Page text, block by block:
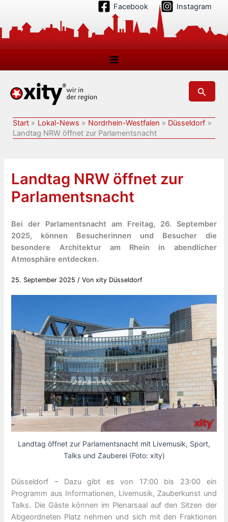
springen
Facebook Instagram
Suchen
Start Lokal-News Nordrhein-Westfalen
Düsseldorf
Landtag NRW öffnet zur Parlamentsnacht
Landtag NRW öffnet zur
Parlamentsnacht
Bei der Parlamentsnacht am Freitag, 26. September
2025, können Besucherinnen und Besucher die
besondere Architektur am Rhein in abendlicher
Atmosphäre entdecken.
25. September 2025 / Vonxity Düsseldorf
Landtag öffnet zur Parlamentsnacht mit Livemusik, Sport,
Talks und Zauberei (Foto: xity)
Düsseldorf – Dazu gibt es von 17:00 bis 23:00 ein
Programm aus Informationen, Livemusik, Zauberkunst und
Talks. Die Gäste können im Plenarsaal auf den Sitzen der
Abgeordneten Platz nehmen und sich mit den Fraktionen